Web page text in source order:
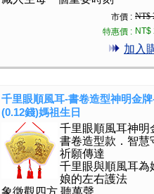
市價 : NT$
特惠價 : NT$
加入
千里眼順風耳-書卷造型神明金
(0.12錢)媽祖生日
千里眼順風耳神明
書卷造型款．智慧
祈願傳達
千里眼與順風耳為
娘的左右護法
象徵觀四方 聽萬聲